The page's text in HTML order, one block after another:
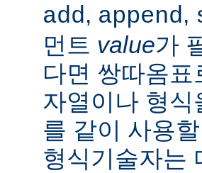
add, append,
먼트 value가
다면 쌍따옴
자열이나 형
를 같이 사용
형식기술자는